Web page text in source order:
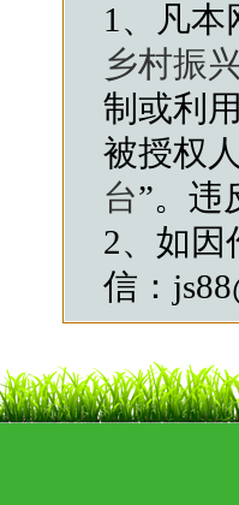
1、凡本
乡村振
制或利
被授权
台”。违
2、如因
信：